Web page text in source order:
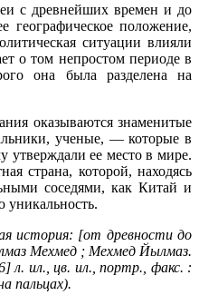
с древнейших времен и до
географическое положение,
ситуации влияли
о том непростом периоде в
она была разделена на
оказываются знаменитые
ученые, — которые в
утверждали ее место в мире.
страна, которой, находясь
соседями, как Китай и
уникальность.
история: [от древности до
Мехмед ; Мехмед Йылмаз.
л. ил., цв. ил., портр., факс. :
пальцах).